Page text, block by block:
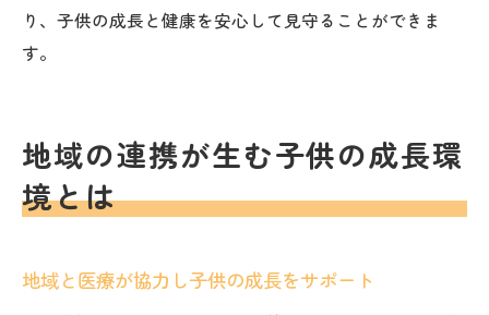
り、子供の成長と健康を安心して見守ることができま
す。
地域の連携が生む子供の成長環
境とは
地域と医療が協力し子供の成長をサポート